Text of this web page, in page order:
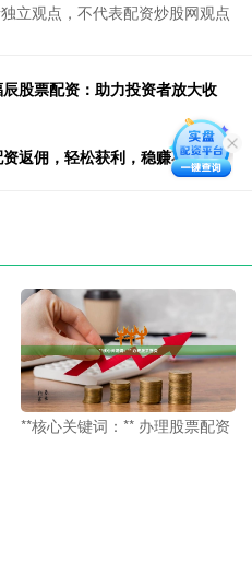
立观点，不代表配资炒股网观点
股票配资：助力投资者放大收
返佣，轻松获利，稳赚不赔
**核心关键词：** 办理股票配资